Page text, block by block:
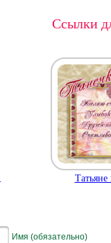
Ссылки
Имя (обязательно)